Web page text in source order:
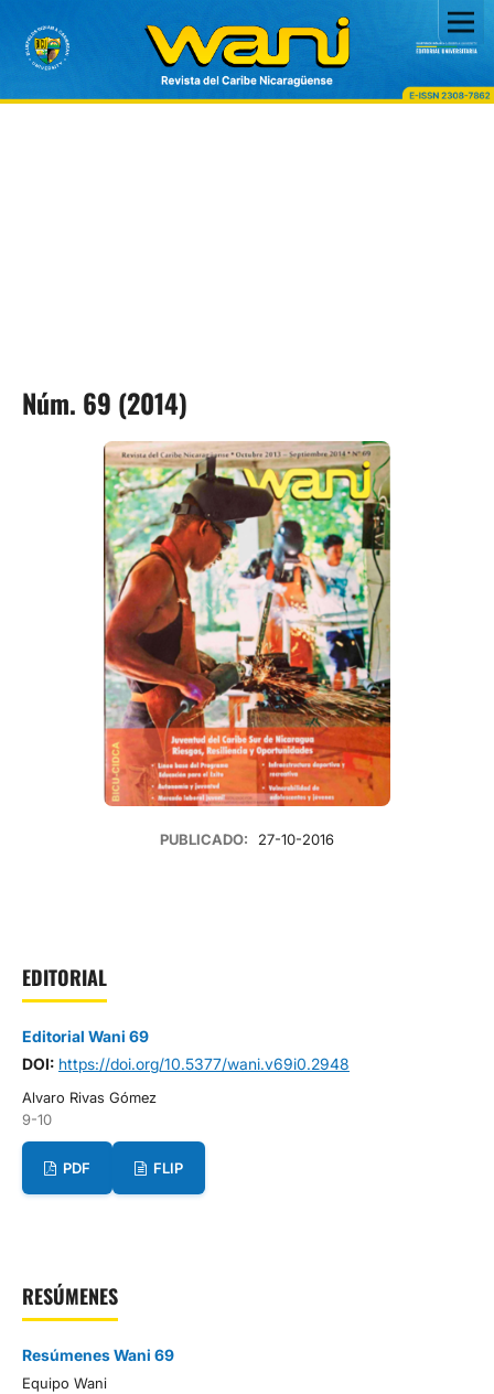
Núm. 69 (2014)
PUBLICADO: 27-10-2016
EDITORIAL
Editorial Wani 69
DOI: https://doi.org/10.5377/wani.v69i0.2948
Alvaro Rivas Gómez
9-10
PDF FLIP
RESÚMENES
Resúmenes Wani 69
Equipo Wani